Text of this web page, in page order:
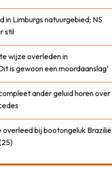
in Limburgs natuurgebied; NS
stil
wijze overleden in
is gewoon een moordaanslag’
ander geluid horen over
overleed bij bootongeluk Brazilië